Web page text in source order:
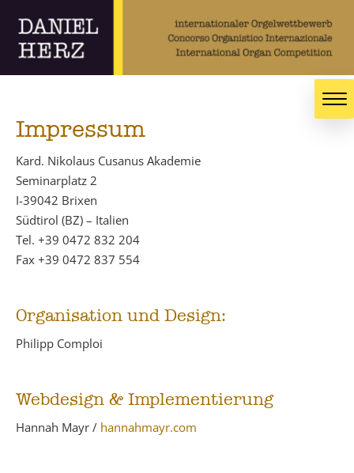
Impressum
Kard. Nikolaus Cusanus Akademie
Seminarplatz 2
I-39042 Brixen
Südtirol (BZ) – Italien
Tel. +39 0472 832 204
Fax +39 0472 837 554
Organisation und Design:
Philipp Comploi
Webdesign & Implementierung
Hannah Mayr / hannahmayr.com